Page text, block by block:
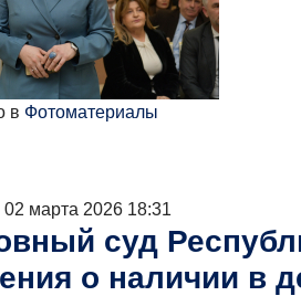
в Фотоматериалы
02 марта 2026 18:31
суд
о наличии в